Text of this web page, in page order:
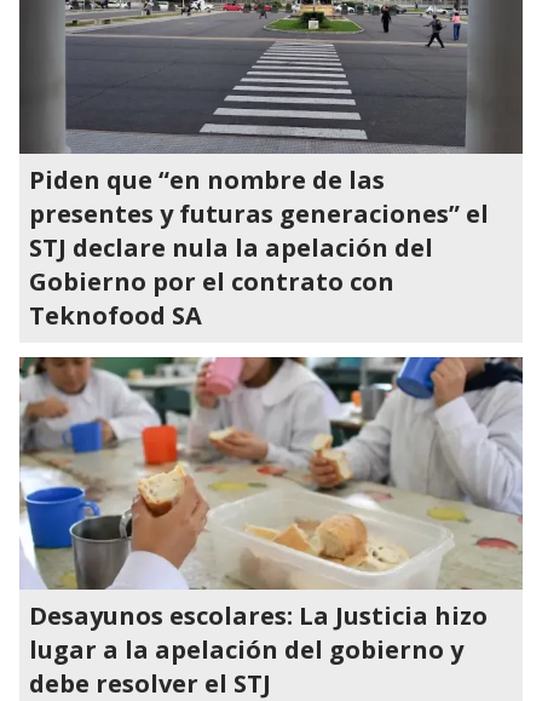
Piden que “en nombre de las
presentes y futuras generaciones” el
STJ declare nula la apelación del
Gobierno por el contrato con
Teknofood SA
Desayunos escolares: La Justicia hizo
lugar a la apelación del gobierno y
debe resolver el STJ